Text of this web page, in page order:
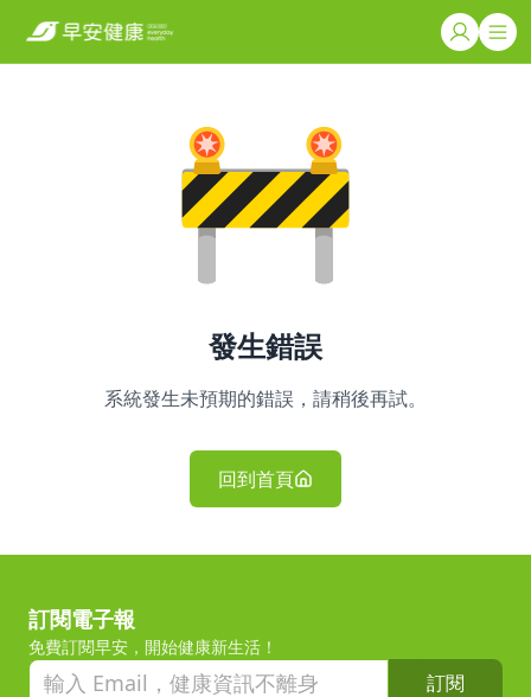
發生錯誤
系統發生未預期的錯誤，請稍後再試。
回到首頁
訂閱電子報
免費訂閱早安，開始健康新生活！
訂閱